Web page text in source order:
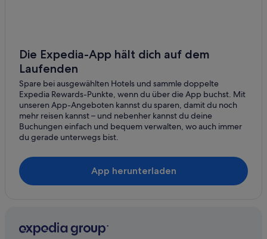
Die Expedia-App hält dich auf dem
Laufenden
Spare bei ausgewählten Hotels und sammle doppelte
Expedia Rewards-Punkte, wenn du über die App buchst. Mit
unseren App-Angeboten kannst du sparen, damit du noch
mehr reisen kannst – und nebenher kannst du deine
Buchungen einfach und bequem verwalten, wo auch immer
du gerade unterwegs bist.
App herunterladen